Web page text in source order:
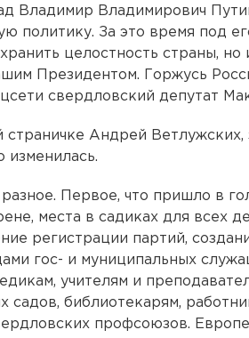
Владимир Владимирович
политику. За это время под
целостность страны, но
Президентом. Горжусь
свердловский депутат
страничке Андрей Ветлужских,
изменилась.
Первое, что пришло в
места в садиках для всех
регистрации партий,
гос- и муниципальных
учителям и
садов, библиотекарям,
профсоюзов.